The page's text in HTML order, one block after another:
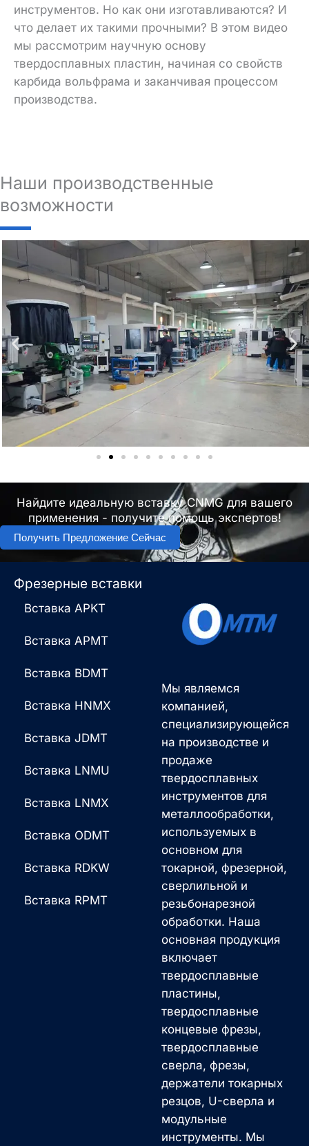
инструментов. Но как они изготавливаются? И
что делает их такими прочными? В этом видео
мы рассмотрим научную основу
твердосплавных пластин, начиная со свойств
карбида вольфрама и заканчивая процессом
производства.
Наши производственные
возможности
Найдите идеальную вставку CNMG для вашего
применения - получите помощь экспертов!
Получить Предложение Сейчас
Мы являемся
компанией,
специализирующейся
на производстве и
продаже
твердосплавных
инструментов для
металлообработки,
используемых в
основном для
токарной, фрезерной,
сверлильной и
резьбонарезной
обработки. Наша
основная продукция
включает
твердосплавные
пластины,
твердосплавные
концевые фрезы,
твердосплавные
сверла, фрезы,
держатели токарных
резцов, U-сверла и
модульные
инструменты. Мы
Фрезерные вставки
Вставка APKT
Вставка APMT
Вставка BDMT
Вставка HNMX
Вставка JDMT
Вставка LNMU
Вставка LNMX
Вставка ODMT
Вставка RDKW
Вставка RPMT